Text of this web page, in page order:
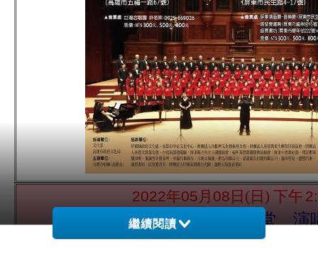
2022年05月 08 日(日) 下午 2
高雄市文化中心至德堂 演
繼續閱讀